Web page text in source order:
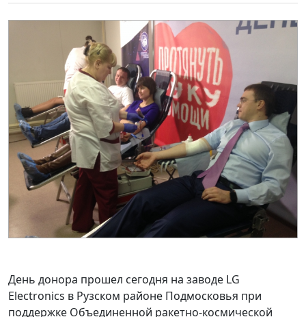
День донора прошел сегодня на заводе LG
Electronics в Рузском районе Подмосковья при
поддержке Объединенной ракетно-космической